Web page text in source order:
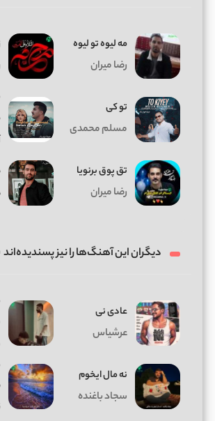
مه لیوه تو لیوه
رضا میران
تو کی
مسلم محمدی
تق پوق برنویا
رضا میران
دیگران این آهنگ‌ها را نیز پسندیده‌اند
عادی نی
عرشیاس
ﻧﻪ ﻣﺎل اﻳﺨﻮم
سجاد باغنده